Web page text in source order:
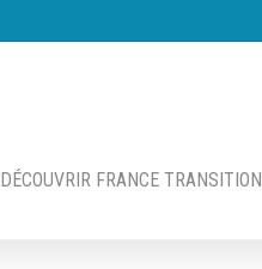
DÉCOUVRIR FRANCE TRANSITION